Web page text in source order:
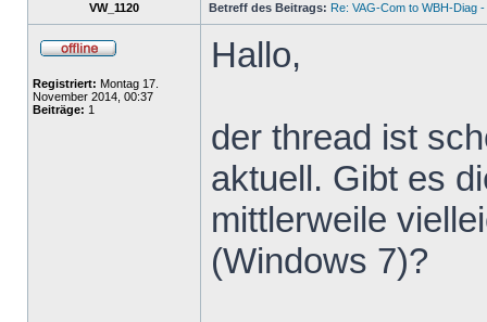
VW_1120 Betreff des Beitrags: Re: VAG-Com to WBH-Diag
Registriert: Montag 17.
November 2014, 00:37
Beiträge: 1
Hallo,
der thread ist
aktuell. Gibt es
mittlerweile
(Windows 7)?